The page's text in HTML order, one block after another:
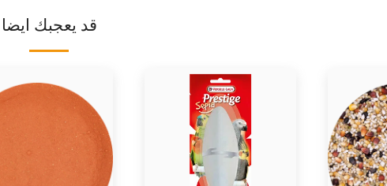
قد يعجبك ايضا